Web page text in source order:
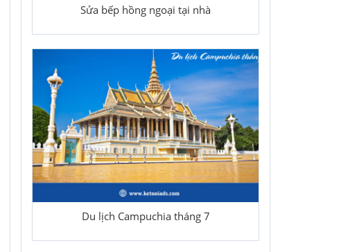
Sửa bếp hồng ngoại tại nhà
Du lịch Campuchia tháng 7